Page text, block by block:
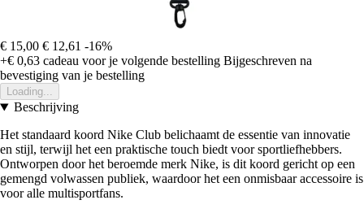
€ 15,00 € 12,61 -16%
+€ 0,63 cadeau voor je volgende bestelling Bijgeschreven na
bevestiging van je bestelling
Loading...
Beschrijving
Het standaard koord Nike Club belichaamt de essentie van innovatie
en stijl, terwijl het een praktische touch biedt voor sportliefhebbers.
Ontworpen door het beroemde merk Nike, is dit koord gericht op een
gemengd volwassen publiek, waardoor het een onmisbaar accessoire is
voor alle multisportfans.